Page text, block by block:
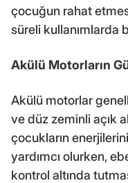
çocuğun rahat
süreli kullanımlarda
Akülü Motorların
Akülü motorlar
ve düz zeminli açık
çocukların
yardımcı olurken,
kontrol altında